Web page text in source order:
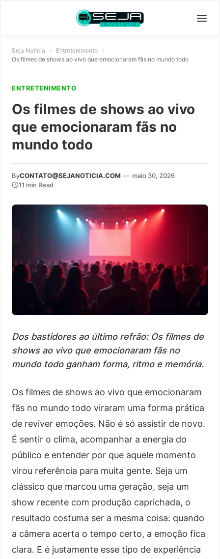
Seja Notícia » Entretenimento »
Os filmes de shows ao vivo que emocionaram fãs no mundo todo
ENTRETENIMENTO
Os filmes de shows ao vivo
que emocionaram fãs no
mundo todo
ByCONTATO@SEJANOTICIA.COM — maio 30, 2026
11 min Read
Dos bastidores ao último refrão: Os filmes de
shows ao vivo que emocionaram fãs no
mundo todo ganham forma, ritmo e memória.
Os filmes de shows ao vivo que emocionaram
fãs no mundo todo viraram uma forma prática
de reviver emoções. Não é só assistir de novo.
É sentir o clima, acompanhar a energia do
público e entender por que aquele momento
virou referência para muita gente. Seja um
clássico que marcou uma geração, seja um
show recente com produção caprichada, o
resultado costuma ser a mesma coisa: quando
a câmera acerta o tempo certo, a emoção fica
clara. E é justamente esse tipo de experiência